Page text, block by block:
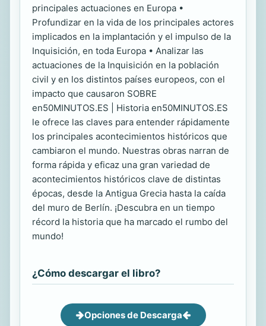
principales actuaciones en Europa •
Profundizar en la vida de los principales actores
implicados en la implantación y el impulso de la
Inquisición, en toda Europa • Analizar las
actuaciones de la Inquisición en la población
civil y en los distintos países europeos, con el
impacto que causaron SOBRE
en50MINUTOS.ES | Historia en50MINUTOS.ES
le ofrece las claves para entender rápidamente
los principales acontecimientos históricos que
cambiaron el mundo. Nuestras obras narran de
forma rápida y eficaz una gran variedad de
acontecimientos históricos clave de distintas
épocas, desde la Antigua Grecia hasta la caída
del muro de Berlín. ¡Descubra en un tiempo
récord la historia que ha marcado el rumbo del
mundo!
¿Cómo descargar el libro?
Opciones de Descarga